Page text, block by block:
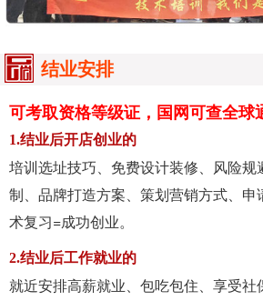
结业安排
可考取资格等级证，国网可查全球
1.结业后开店创业的
培训选址技巧、免费设计装修、风险
制、品牌打造方案、策划营销方式、
术复习=成功创业。
2.结业后工作就业的
就近安排高薪就业、包吃包住、享受社